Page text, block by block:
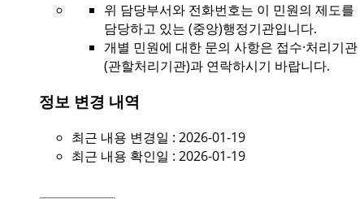
위 담당부서와 전화번호는 이 민원의 제도를
담당하고 있는 (중앙)행정기관입니다.
개별 민원에 대한 문의 사항은 접수·처리기관
(관할처리기관)과 연락하시기 바랍니다.
정보 변경 내역
최근 내용 변경일 : 2026-01-19
최근 내용 확인일 : 2026-01-19